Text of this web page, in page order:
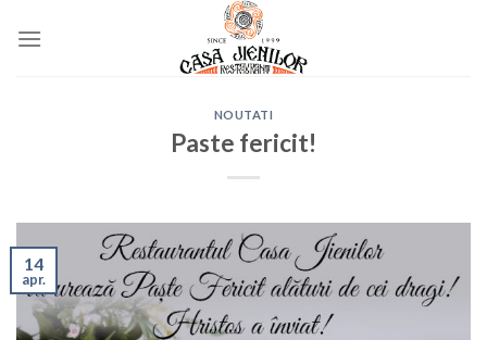
NOUTATI
Paste fericit!
14
apr.